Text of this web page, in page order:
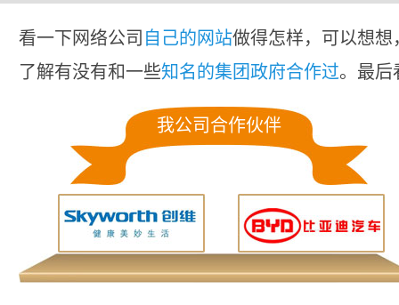
看一下网络公司 自己的网站做得怎样，可以想
了解有没有和一些知名的集团政府合作过。最后
我公司合作伙伴